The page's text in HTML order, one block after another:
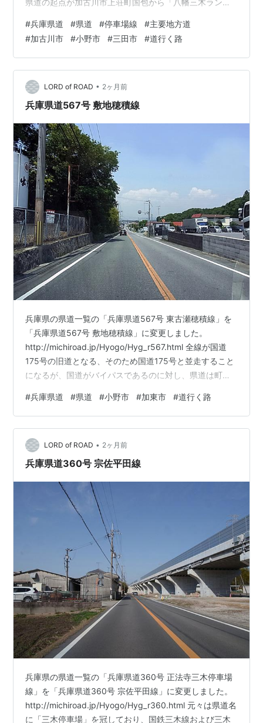
の区間は後述の県道207号線に編入された。 兵庫県の県
道一覧の「兵庫県道207号 厄神停車場線」を更新しまし
た。http://michiroad.jp/Hyogo/Hyg_r207.html 2025年
11月30日16時に「東播磨南北道路」が全線開…
#兵庫県道 #県道 #停車場線 #主要地方道
#加古川市 #小野市 #三田市 #道行く路
LORD of ROAD • 2ヶ月前
兵庫県道567号 敷地穂積線
兵庫県の県道一覧の「兵庫県道567号 東古瀬穂積線」を
「兵庫県道567号 敷地穂積線」に変更しました。
http://michiroad.jp/Hyogo/Hyg_r567.html 全線が国道
175号の旧道となる、そのため国道175号と並走すること
になるが、国道がバイパスであるのに対し、県道は町を
積線」という名称だったが、2026年3月31日に県道18号
線の路線指定変更に伴い「敷地町南」交差点から「中古
瀬南」交差点までの間が編入された。 沿線には、平池、
佐保神社、観音寺などがある。 全線国道175号の旧道で
町中を走っているということもあり、飲…
#兵庫県道 #県道 #小野市 #加東市 #道行く路
LORD of ROAD • 2ヶ月前
兵庫県道360号 宗佐平田線
兵庫県の県道一覧の「兵庫県道360号 正法寺三木停車場
線」を「兵庫県道360号 宗佐平田線」に変更しました。
http://michiroad.jp/Hyogo/Hyg_r360.html 元々は県道名
に「三木停車場」を冠しており、国鉄三木線および三木